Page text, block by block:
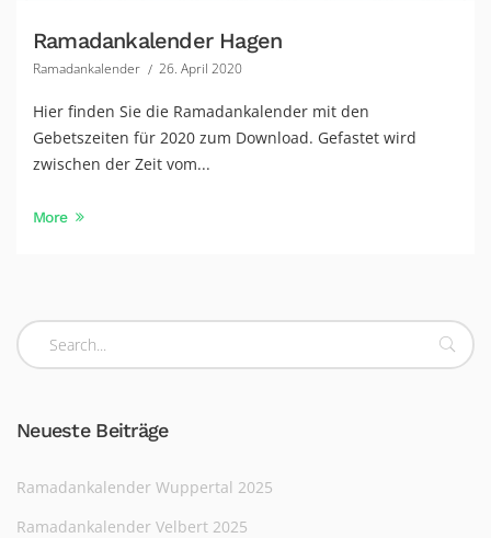
Ramadankalender Hagen
Ramadankalender 26. April 2020
Hier finden Sie die Ramadankalender mit den
Gebetszeiten für 2020 zum Download. Gefastet wird
zwischen der Zeit vom...
More
Neueste Beiträge
Ramadankalender Wuppertal 2025
Ramadankalender Velbert 2025